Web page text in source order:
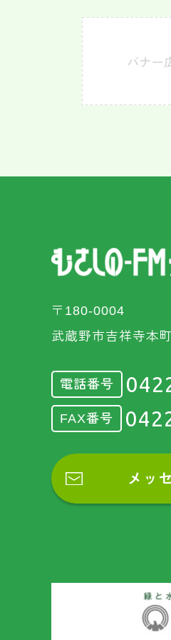
〒180-0004
武蔵野市吉祥寺本
電話番号
FAX番号
メッ